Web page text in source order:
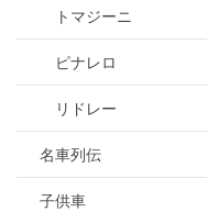
トマジーニ
ピナレロ
リドレー
名車列伝
子供車